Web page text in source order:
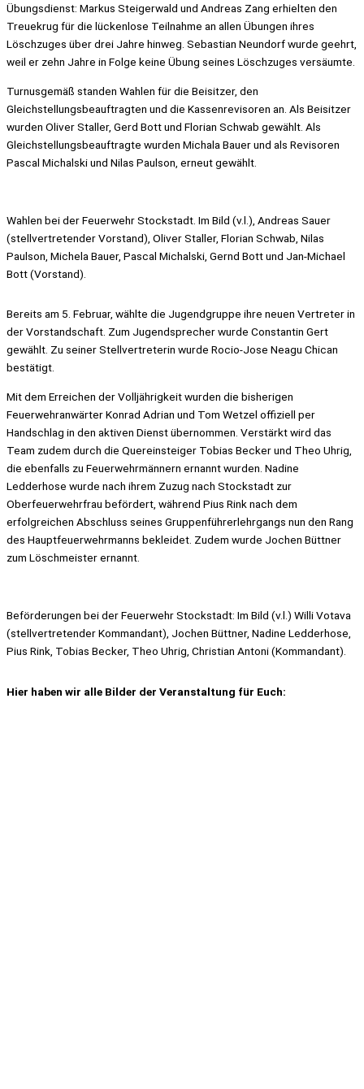
Übungsdienst: Markus Steigerwald und Andreas Zang erhielten den
Treuekrug für die lückenlose Teilnahme an allen Übungen ihres
Löschzuges über drei Jahre hinweg. Sebastian Neundorf wurde geehrt,
weil er zehn Jahre in Folge keine Übung seines Löschzuges versäumte.
Turnusgemäß standen Wahlen für die Beisitzer, den
Gleichstellungsbeauftragten und die Kassenrevisoren an. Als Beisitzer
wurden Oliver Staller, Gerd Bott und Florian Schwab gewählt. Als
Gleichstellungsbeauftragte wurden Michala Bauer und als Revisoren
Pascal Michalski und Nilas Paulson, erneut gewählt.
Wahlen bei der Feuerwehr Stockstadt. Im Bild (v.l.), Andreas Sauer
(stellvertretender Vorstand), Oliver Staller, Florian Schwab, Nilas
Paulson, Michela Bauer, Pascal Michalski, Gernd Bott und Jan-Michael
Bott (Vorstand).
Bereits am 5. Februar, wählte die Jugendgruppe ihre neuen Vertreter in
der Vorstandschaft. Zum Jugendsprecher wurde Constantin Gert
gewählt. Zu seiner Stellvertreterin wurde Rocio-Jose Neagu Chican
bestätigt.
Mit dem Erreichen der Volljährigkeit wurden die bisherigen
Feuerwehranwärter Konrad Adrian und Tom Wetzel offiziell per
Handschlag in den aktiven Dienst übernommen. Verstärkt wird das
Team zudem durch die Quereinsteiger Tobias Becker und Theo Uhrig,
die ebenfalls zu Feuerwehrmännern ernannt wurden. Nadine
Ledderhose wurde nach ihrem Zuzug nach Stockstadt zur
Oberfeuerwehrfrau befördert, während Pius Rink nach dem
erfolgreichen Abschluss seines Gruppenführerlehrgangs nun den Rang
des Hauptfeuerwehrmanns bekleidet. Zudem wurde Jochen Büttner
zum Löschmeister ernannt.
Beförderungen bei der Feuerwehr Stockstadt: Im Bild (v.l.) Willi Votava
(stellvertretender Kommandant), Jochen Büttner, Nadine Ledderhose,
Pius Rink, Tobias Becker, Theo Uhrig, Christian Antoni (Kommandant).
Hier haben wir alle Bilder der Veranstaltung für Euch: